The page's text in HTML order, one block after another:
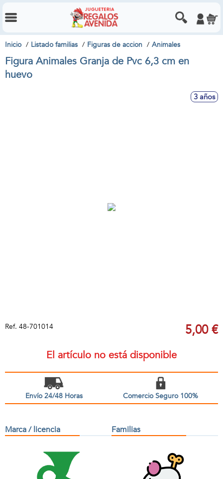
Inicio Listado familias Figuras de accion Animales
Figura Animales Granja de Pvc 6,3 cm en
huevo
3 años
Ref. 48-701014 5,00 €
El artículo no está disponible
Envío 24/48 Horas Comercio Seguro 100%
Marca / licencia Familias